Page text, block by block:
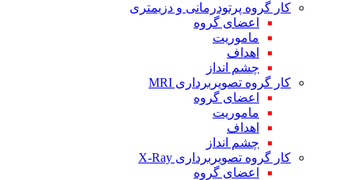
کار گروه پرتودرمانی و دزیمتری
اعضای گروه
ماموریت
اهداف
چشم انداز
کار گروه تصویربرداری MRI
اعضای گروه
ماموریت
اهداف
چشم انداز
کار گروه تصویربرداری X-Ray
اعضای گروه